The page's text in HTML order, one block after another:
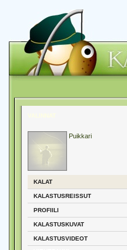
Puikkari
KALAT
KALASTUSREISSUT
PROFIILI
KALASTUSKUVAT
KALASTUSVIDEOT